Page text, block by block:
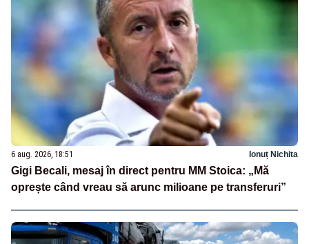
6 aug. 2026, 18:51 Ionuț Nichita
Gigi Becali, mesaj în direct pentru MM Stoica: „Mă
oprește când vreau să arunc milioane pe transferuri”